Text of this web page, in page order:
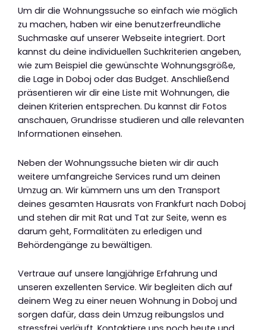
Um dir die Wohnungssuche so einfach wie möglich
zu machen, haben wir eine benutzerfreundliche
Suchmaske auf unserer Webseite integriert. Dort
kannst du deine individuellen Suchkriterien angeben,
wie zum Beispiel die gewünschte Wohnungsgröße,
die Lage in Doboj oder das Budget. Anschließend
präsentieren wir dir eine Liste mit Wohnungen, die
deinen Kriterien entsprechen. Du kannst dir Fotos
anschauen, Grundrisse studieren und alle relevanten
Informationen einsehen.
Neben der Wohnungssuche bieten wir dir auch
weitere umfangreiche Services rund um deinen
Umzug an. Wir kümmern uns um den Transport
deines gesamten Hausrats von Frankfurt nach Doboj
und stehen dir mit Rat und Tat zur Seite, wenn es
darum geht, Formalitäten zu erledigen und
Behördengänge zu bewältigen.
Vertraue auf unsere langjährige Erfahrung und
unseren exzellenten Service. Wir begleiten dich auf
deinem Weg zu einer neuen Wohnung in Doboj und
sorgen dafür, dass dein Umzug reibungslos und